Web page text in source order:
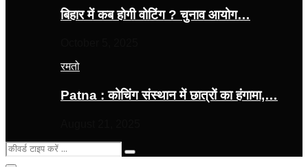
बिहार में कब होगी वोटिंग ? चुनाव आयोग…
रमतो
Patna : कोचिंग संस्थान में छात्रों का हंगामा,…
Search
for:
Search